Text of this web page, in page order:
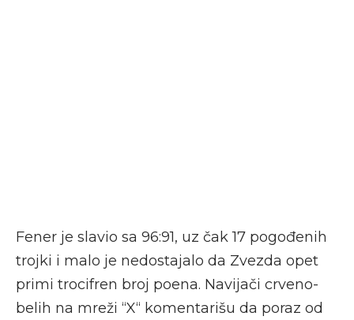
Fener je slavio sa 96:91, uz čak 17 pogođenih
trojki i malo je nedostajalo da Zvezda opet
primi trocifren broj poena. Navijači crveno-
belih na mreži “X“ komentarišu da poraz od